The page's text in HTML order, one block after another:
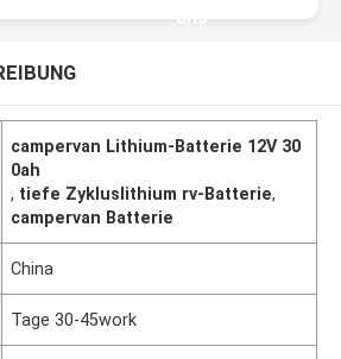
uns
campervan Lithium-Batterie 12V 30
0ah
, tiefe Zykluslithium rv-Batterie,
campervan Batterie
China
Tage 30-45work